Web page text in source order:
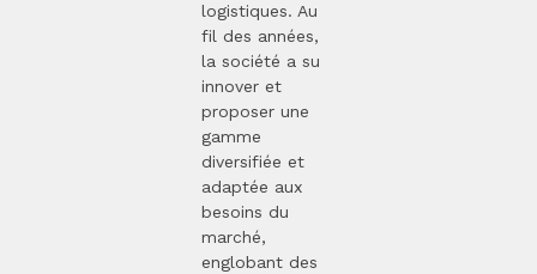
logistiques. Au
fil des années,
la société a su
innover et
proposer une
gamme
diversifiée et
adaptée aux
besoins du
marché,
englobant des